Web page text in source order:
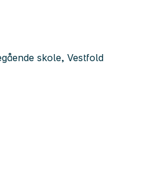
skole, Vestfold